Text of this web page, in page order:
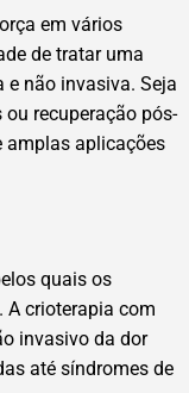
em vários
de tratar uma
e não invasiva. Seja
recuperação pós-
amplas aplicações
quais os
A crioterapia com
invasivo da dor
até síndromes de